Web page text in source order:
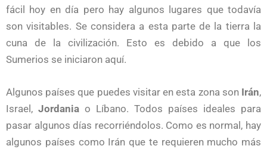
fácil hoy en día pero hay algunos lugares que todavía
son visitables. Se considera a esta parte de la tierra la
cuna de la civilización. Esto es debido a que los
Sumerios se iniciaron aquí.
Algunos países que puedes visitar en esta zona son Irán,
Israel, Jordania o Líbano. Todos países ideales para
pasar algunos días recorriéndolos. Como es normal, hay
algunos países como Irán que te requieren mucho más